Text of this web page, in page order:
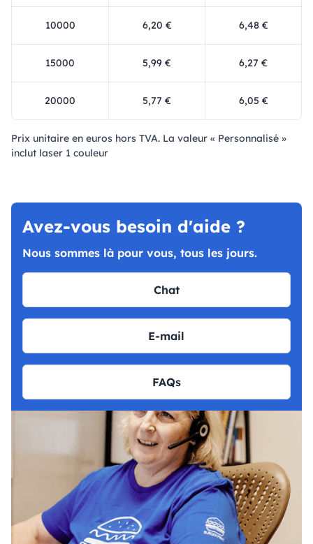
10000 6,20 € 6,48 €
15000 5,99 € 6,27 €
20000 5,77 € 6,05 €
Prix ​​unitaire en euros hors TVA. La valeur « Personnalisé »
inclut laser 1 couleur
Avez-vous besoin d'aide ?
Nous sommes là pour vous, tous les jours.
Chat
E-mail
FAQs